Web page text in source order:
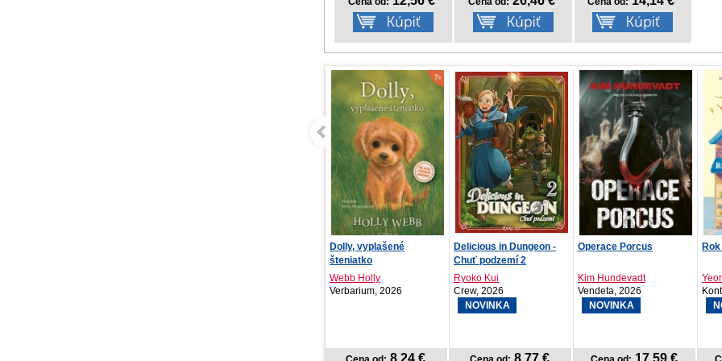
Delicious in Dungeon -
Chuť podzemí 2
Ryoko Kui
Crew, 2026
Operace Porcus
Kim Hundevadt
Vendeta, 2026
NOVINKA
Rok v keramické dílně
Yeon Somin
Kontrast, 2026
NOVINKA
Ako